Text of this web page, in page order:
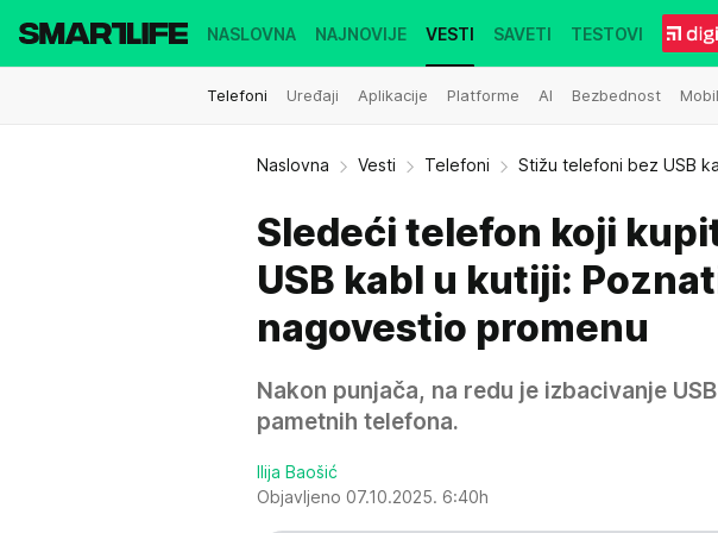
NASLOVNA NAJNOVIJE VESTI
Telefoni Uređaji Aplikacije Platforme AI Bezbednost
SAVETI TESTOVI
Naslovna Vesti Telefoni Stižu telefoni bez USB
Sledeći telefon koji
USB kabl u kutiji:
nagovestio promenu
Nakon punjača, na redu je izbacivanje
pametnih telefona.
Ilija Baošić
Objavljeno 07.10.2025. 6:40h